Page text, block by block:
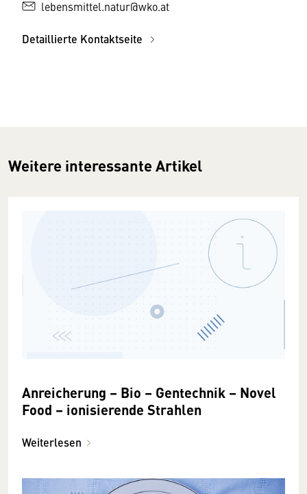
lebensmittel.natur@wko.at
Detaillierte Kontaktseite
Weitere interessante Artikel
Anreicherung – Bio – Gentechnik – Novel
Food – ionisierende Strahlen
Weiterlesen